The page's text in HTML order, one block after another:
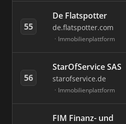
55
De Flatspotter
de.flatspotter.com
Immobilienplattform
56
StarOfService SAS
starofservice.de
Immobilienplattform
FIM Finanz- und